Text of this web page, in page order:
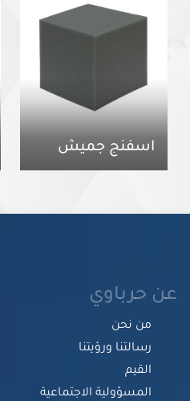
اسفنج جميش
عن حرباوي
من نحن
رسالتنا ورؤيتنا
القيم
المسؤولية الاجتماعية